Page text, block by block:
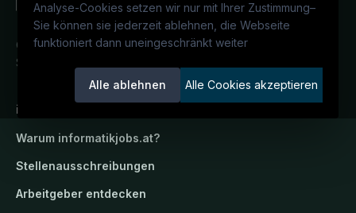
Analyse-Cookies setzen wir nur mit Ihrer Zustimmung–
Sie können sie jederzeit ablehnen, die Webseite
funktioniert dann uneingeschränkt weiter
Alle ablehnen Alle Cookies akzeptieren
Österreichs IT-Karriereportal.Ein
Service der candidatis GmbH.
informatikjobs.at
Warum informatikjobs.at?
Stellenausschreibungen
Arbeitgeber entdecken